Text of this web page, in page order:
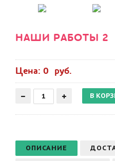
НАШИ РАБОТЫ 2
Цена: 0 руб.
ОПИСАНИЕ